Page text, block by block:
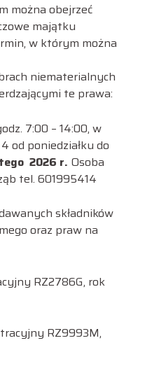
można obejrzeć
majątku
w którym można
niematerialnych
te prawa:
7:00 – 14:00, w
od poniedziałku do
2026 r. Osoba
tel. 601995414
składników
oraz praw na
RZ2786G, rok
RZ9993M,